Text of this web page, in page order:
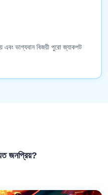
এবং ভাগ্যবান বিজয়ী পুরো জ্যাকপট
জনপ্রিয়?